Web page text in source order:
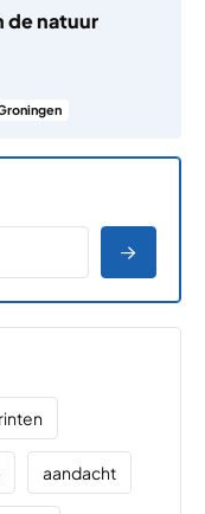
de natuur
aandacht